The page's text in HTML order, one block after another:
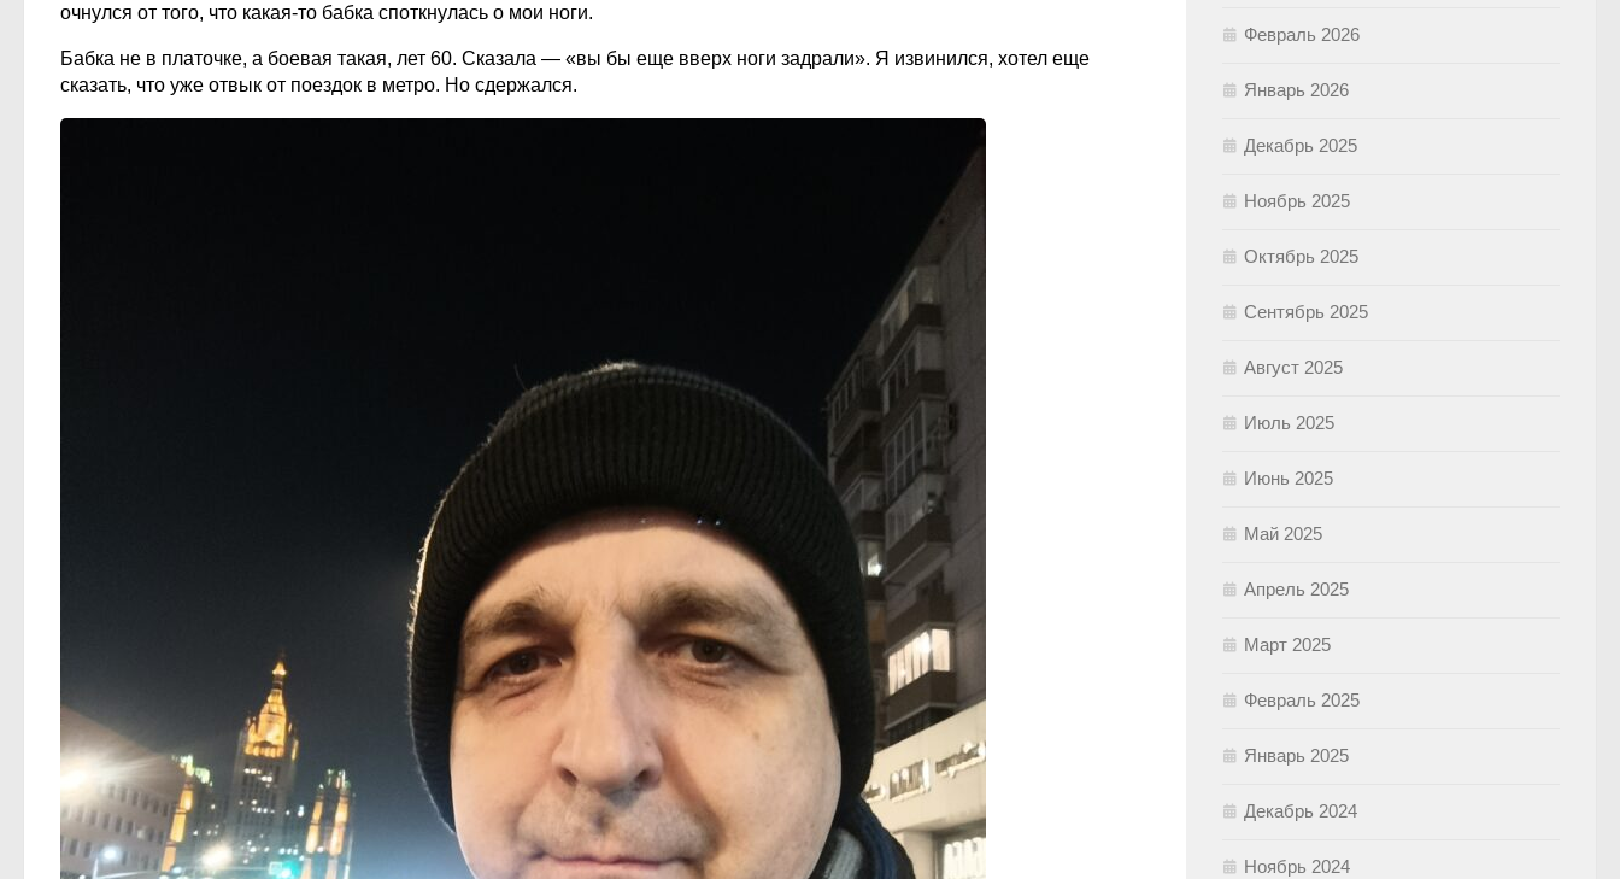
очнулся от того, что какая-то бабка споткнулась о мои ноги.
Бабка не в платочке, а боевая такая, лет 60. Сказала — «вы бы еще вверх ноги задрали». Я извинился, хотел еще
сказать, что уже отвык от поездок в метро. Но сдержался.
Февраль 2026
Январь 2026
Декабрь 2025
Ноябрь 2025
Октябрь 2025
Сентябрь 2025
Август 2025
Июль 2025
Июнь 2025
Май 2025
Апрель 2025
Март 2025
Февраль 2025
Январь 2025
Декабрь 2024
Ноябрь 2024